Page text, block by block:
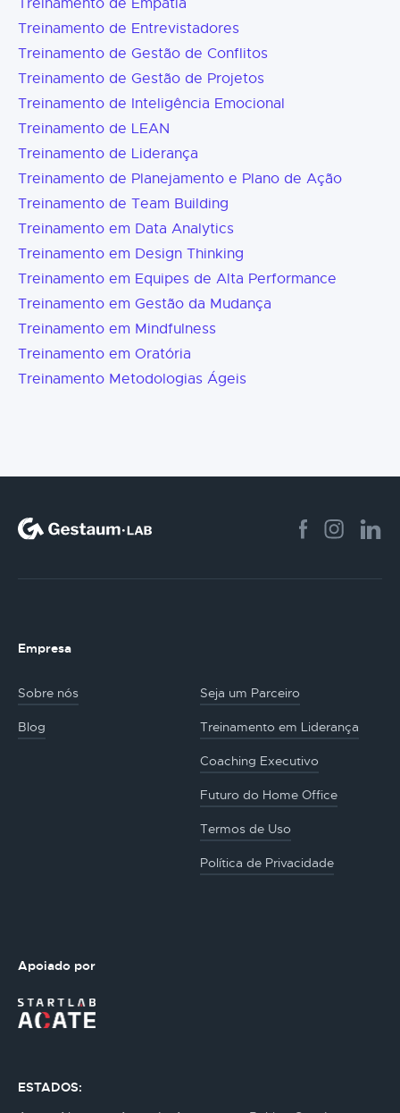
Treinamento de Entrevistadores
Treinamento de Gestão de Conflitos
Treinamento de Gestão de Projetos
Treinamento de Inteligência Emocional
Treinamento de LEAN
Treinamento de Liderança
Treinamento de Planejamento e Plano de Ação
Treinamento de Team Building
Treinamento em Data Analytics
Treinamento em Design Thinking
Treinamento em Equipes de Alta Performance
Treinamento em Gestão da Mudança
Treinamento em Mindfulness
Treinamento em Oratória
Treinamento Metodologias Ágeis
Empresa
Sobre nós Seja um Parceiro
Blog Treinamento em Liderança
Coaching Executivo
Futuro do Home Office
Termos de Uso
Política de Privacidade
Apoiado por
ESTADOS: